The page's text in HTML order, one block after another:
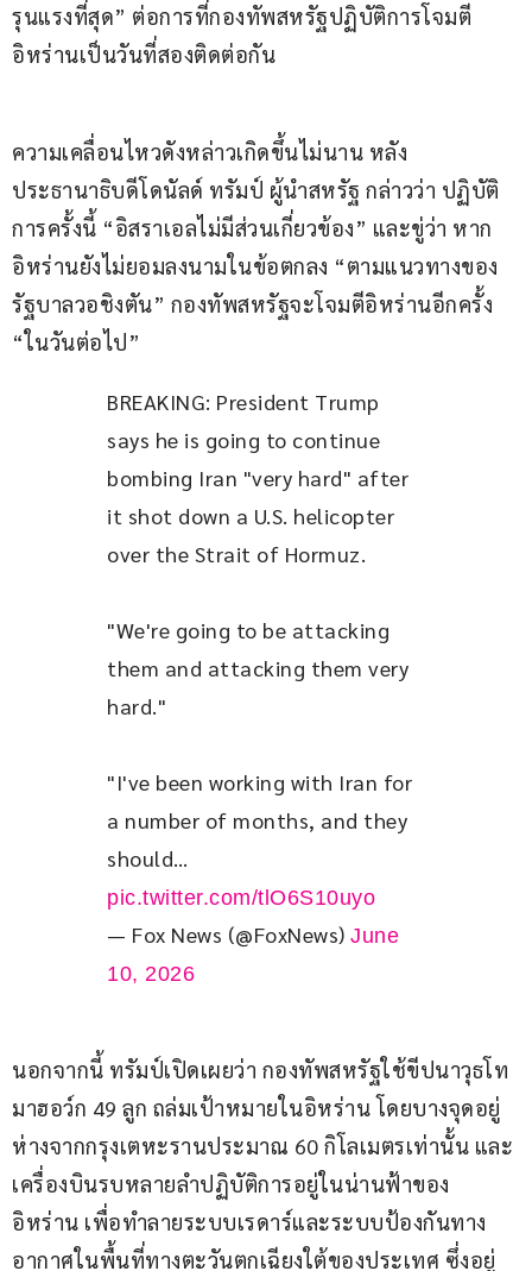
รุนแรงที่สุด” ต่อการที่กองทัพสหรัฐปฏิบัติการโจมตี
อิหร่านเป็นวันที่สองติดต่อกัน
ความเคลื่อนไหวดังหล่าวเกิดขึ้นไม่นาน หลัง
ประธานาธิบดีโดนัลด์ ทรัมป์ ผู้นำสหรัฐ กล่าวว่า ปฏิบัติ
การครั้งนี้ “อิสราเอลไม่มีส่วนเกี่ยวข้อง” และขู่ว่า หาก
อิหร่านยังไม่ยอมลงนามในข้อตกลง “ตามแนวทางของ
รัฐบาลวอชิงตัน” กองทัพสหรัฐจะโจมตีอิหร่านอีกครั้ง
“ในวันต่อไป”
BREAKING: President Trump
says he is going to continue
bombing Iran "very hard" after
it shot down a U.S. helicopter
over the Strait of Hormuz.
"We're going to be attacking
them and attacking them very
hard."
"I've been working with Iran for
a number of months, and they
should…
pic.twitter.com/tlO6S10uyo
— Fox News (@FoxNews) June
10, 2026
นอกจากนี้ ทรัมป์เปิดเผยว่า กองทัพสหรัฐใช้ขีปนาวุธโท
มาฮอว์ก 49 ลูก ถล่มเป้าหมายในอิหร่าน โดยบางจุดอยู่
ห่างจากกรุงเตหะรานประมาณ 60 กิโลเมตรเท่านั้น และ
เครื่องบินรบหลายลำปฏิบัติการอยู่ในน่านฟ้าของ
อิหร่าน เพื่อทำลายระบบเรดาร์และระบบป้องกันทาง
อากาศในพื้นที่ทางตะวันตกเฉียงใต้ของประเทศ ซึ่งอยู่